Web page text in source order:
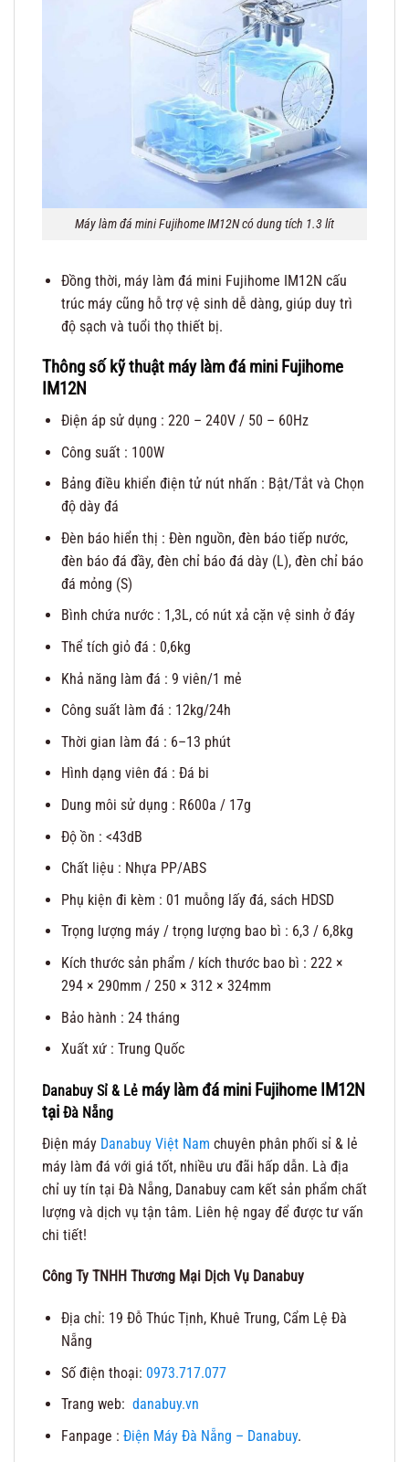
Máy làm đá mini Fujihome IM12N có dung tích 1.3 lít
Đồng thời, máy làm đá mini Fujihome IM12N cấu
trúc máy cũng hỗ trợ vệ sinh dễ dàng, giúp duy trì
độ sạch và tuổi thọ thiết bị.
Thông số kỹ thuật máy làm đá mini Fujihome
IM12N
Điện áp sử dụng : 220 – 240V / 50 – 60Hz
Công suất : 100W
Bảng điều khiển điện tử nút nhấn : Bật/Tắt và Chọn
độ dày đá
Đèn báo hiển thị : Đèn nguồn, đèn báo tiếp nước,
đèn báo đá đầy, đèn chỉ báo đá dày (L), đèn chỉ báo
đá mỏng (S)
Bình chứa nước : 1,3L, có nút xả cặn vệ sinh ở đáy
Thể tích giỏ đá : 0,6kg
Khả năng làm đá : 9 viên/1 mẻ
Công suất làm đá : 12kg/24h
Thời gian làm đá : 6–13 phút
Hình dạng viên đá : Đá bi
Dung môi sử dụng : R600a / 17g
Độ ồn : <43dB
Chất liệu : Nhựa PP/ABS
Phụ kiện đi kèm : 01 muỗng lấy đá, sách HDSD
Trọng lượng máy / trọng lượng bao bì : 6,3 / 6,8kg
Kích thước sản phẩm / kích thước bao bì : 222 ×
294 × 290mm / 250 × 312 × 324mm
Bảo hành : 24 tháng
Xuất xứ : Trung Quốc
Danabuy Sỉ & Lẻ máy làm đá mini Fujihome IM12N
tại Đà Nẵng
Điện máy Danabuy Việt Nam chuyên phân phối sỉ & lẻ
máy làm đá với giá tốt, nhiều ưu đãi hấp dẫn. Là địa
chỉ uy tín tại Đà Nẵng, Danabuy cam kết sản phẩm chất
lượng và dịch vụ tận tâm. Liên hệ ngay để được tư vấn
chi tiết!
Công Ty TNHH Thương Mại Dịch Vụ Danabuy
Địa chỉ: 19 Đỗ Thúc Tịnh, Khuê Trung, Cẩm Lệ Đà
Nẵng
Số điện thoại: 0973.717.077
Trang web: danabuy.vn
Fanpage : Điện Máy Đà Nẵng – Danabuy.